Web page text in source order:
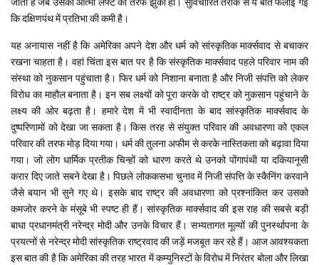
जाता है जब उसकी आत्मा लेफ्ट की तरफ झुकी हो। सुविचारित तरीके से ये बात फैलाई गई
कि दक्षिणपंथ में प्रतिभा की कमी है।
यह अनायास नहीं है कि अमेरिका अपने देश और धर्म को सांस्कृतिक मार्क्सवाद से बचाकर
रखना चाहता है। वहां चिंता इस बात पर है कि संस्कृतिक मार्क्सवाद पहले परिवार नाम की
संस्था को नुकसान पहुंचाता है। फिर धर्म को निशाना बनाता है और निजी संपत्ति को लेकर
विरोध का माहौल बनाता है। इन सब लक्ष्यों को पूरा करके वो राष्ट्र को नुकसान पहुंचाने के
लक्ष्य की ओर बढ़ता है। हमारे देश में भी स्वादीनता के बाद सांस्कृतिक मार्क्सवाद के
दुष्परिणामों को देखा जा सकता है। किस तरह से संयुक्त परिवार की अवधारणा को एकल
परिवार की तरफ मोड़ दिया गया। धर्म की तुलना अफीम से करके नास्तिकता को बढ़ावा दिया
गया। जो लोग धार्मिक प्रतीक चिन्हों को धारण करते थे उनको पोंगापंथी या दकियानूसी
करार दिए जाते सबने देखा है। पिछले लोककसभा चुनाव में निजी संपत्ति के स्कैनिंग करवाने
जैसे बयान भी सुने गए थे। इसके बाद राष्ट्र की अवधारणा को प्रश्नांकित कर उसको
कमजोर करने के मंसूबे भी स्पष्ट ही हैं। सांस्कृतिक मार्क्सवाद की इस राह की सबसे बड़ी
बाधा प्रधानमंत्री नरेन्द्र मोदी और उनके विचार हैं। सभ्यतागत मूल्यों की पुनर्स्थापना के
प्रयत्नों से नरेन्द्र मोदी सांस्कृतिक राष्ट्रवाद की जड़ें मजबूत कर रहे हैं। आज आवश्यकता
इस बात की है कि अमेरिका की तरह भारत में कम्युनिस्टों के विरोध में निरंतर बोला और लिखा